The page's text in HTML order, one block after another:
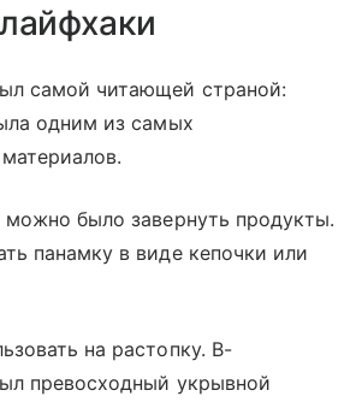
самой читающей страной:
одним из самых
было завернуть продукты.
панамку в виде кепочки или
на растопку. В-
превосходный укрывной